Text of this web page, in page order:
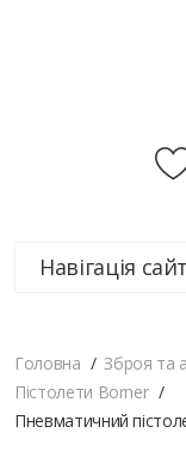
Навігація
Головна Зброя та
Пістолети Borner
Пневматичний